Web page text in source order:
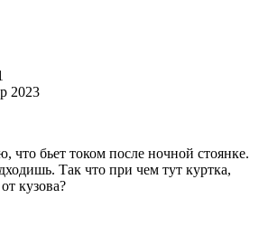
2023
что бьет током после ночной стоянке.
Так что при чем тут куртка,
кузова?